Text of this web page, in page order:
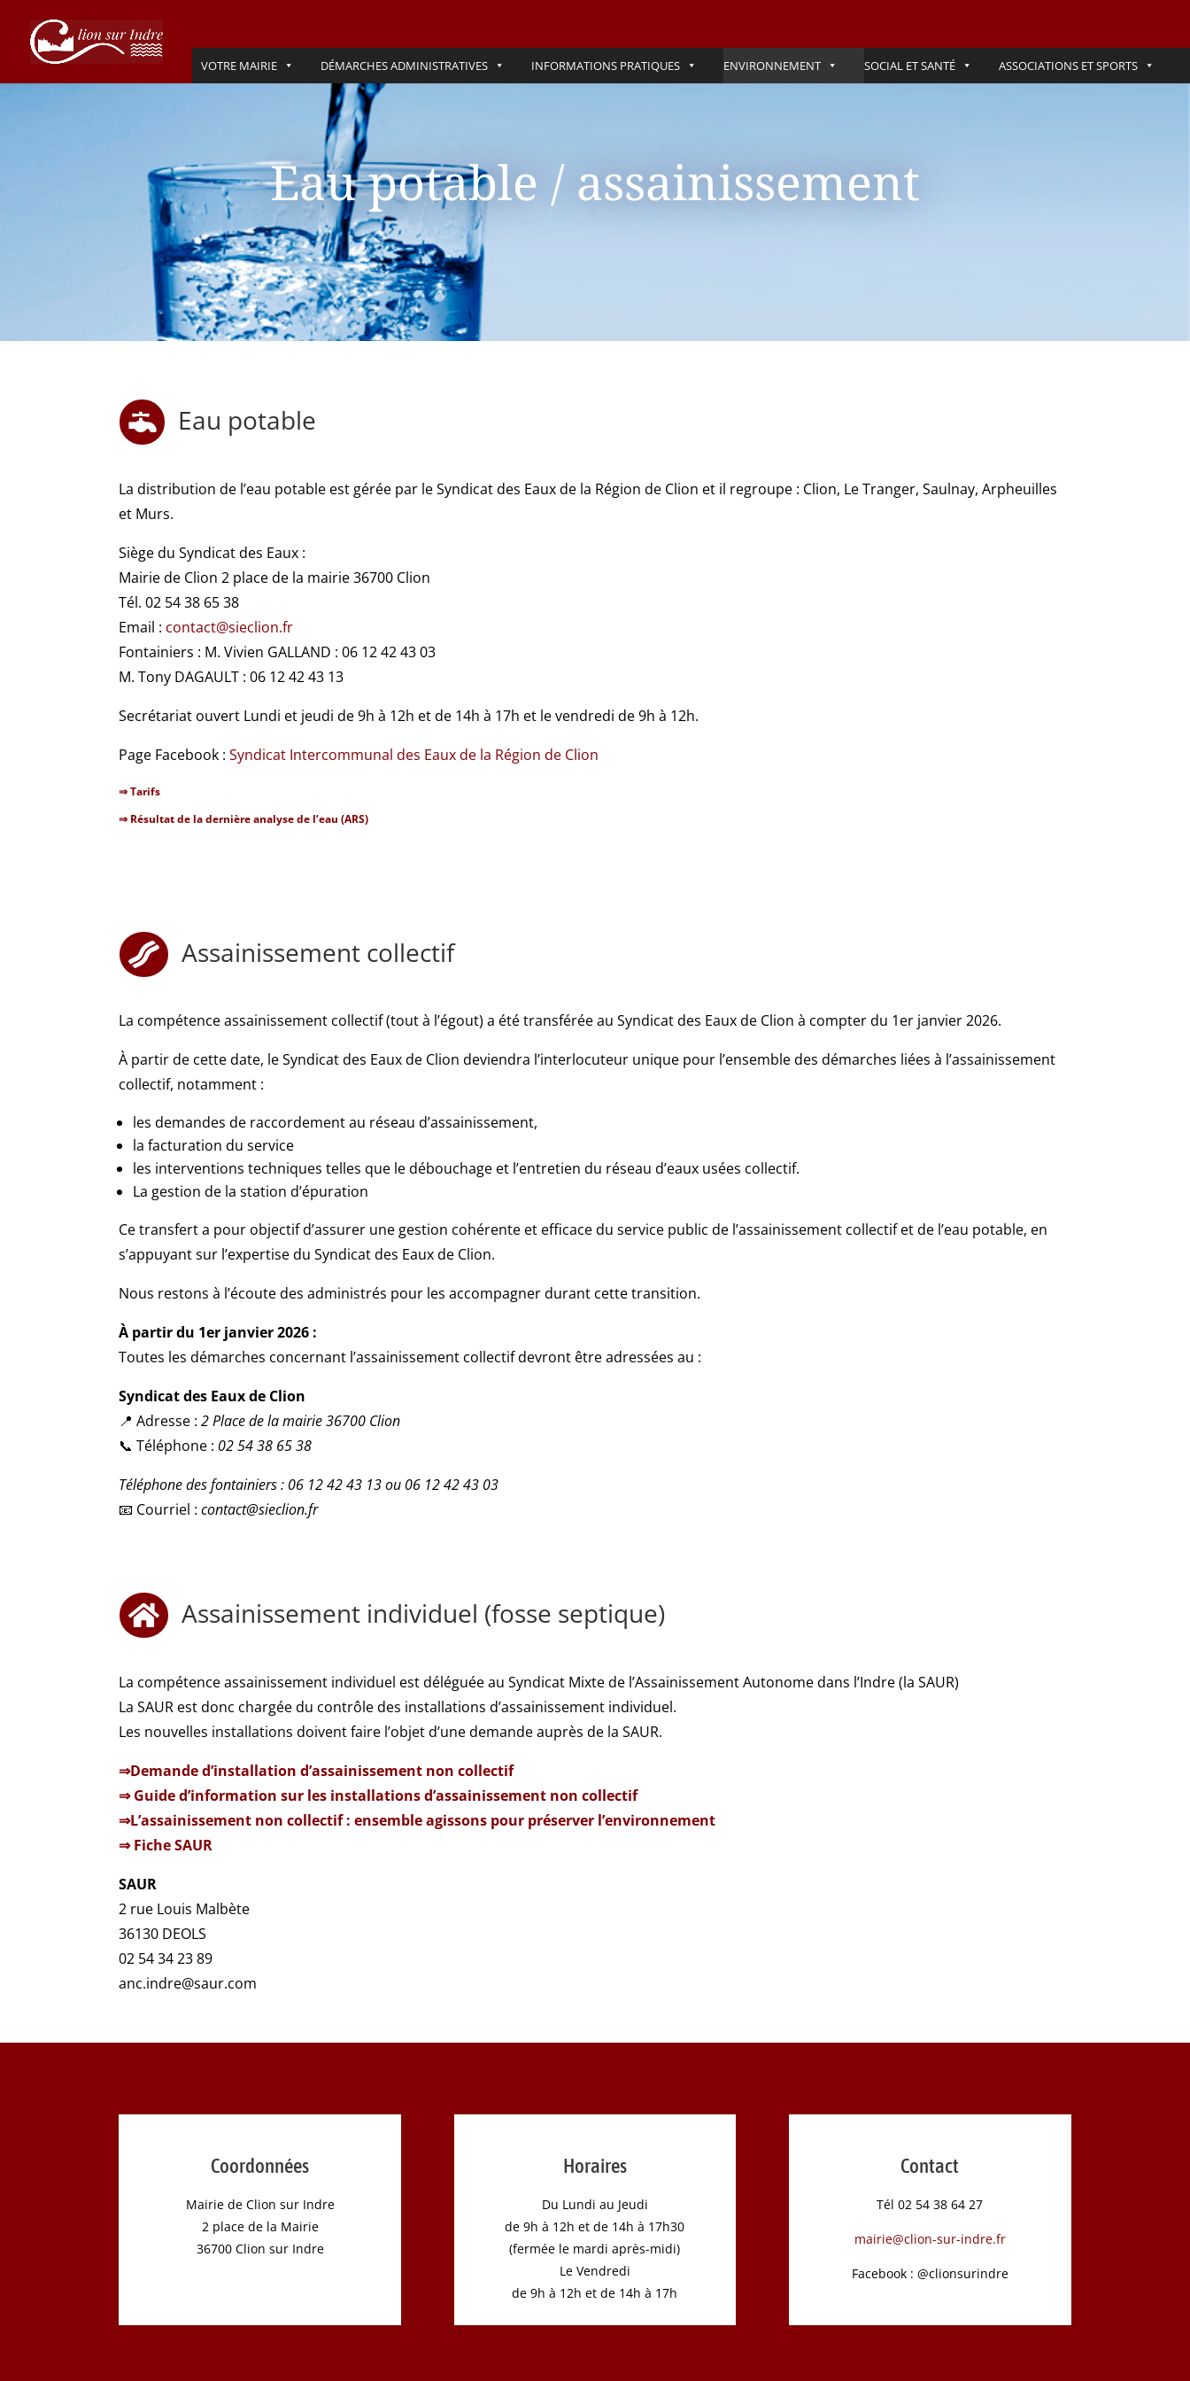
VOTRE MAIRIE DÉMARCHES ADMINISTRATIVES INFORMATIONS PRATIQUES ENVIRONNEMENT SOCIAL ET SANTÉ ASSOCIATIONS ET SPORTS
Eau potable / assainissement
 Eau potable
La distribution de l’eau potable est gérée par le Syndicat des Eaux de la Région de Clion et il regroupe : Clion, Le Tranger, Saulnay, Arpheuilles
et Murs.
Siège du Syndicat des Eaux :
Mairie de Clion 2 place de la mairie 36700 Clion
Tél. 02 54 38 65 38
Email : contact@sieclion.fr
Fontainiers : M. Vivien GALLAND : 06 12 42 43 03
M. Tony DAGAULT : 06 12 42 43 13
Secrétariat ouvert Lundi et jeudi de 9h à 12h et de 14h à 17h et le vendredi de 9h à 12h.
Page Facebook :Syndicat Intercommunal des Eaux de la Région de Clion
⇒ Tarifs
⇒ Résultat de la dernière analyse de l’eau (ARS)
 Assainissement collectif
La compétence assainissement collectif (tout à l’égout) a été transférée au Syndicat des Eaux de Clion à compter du 1er janvier 2026.
À partir de cette date, le Syndicat des Eaux de Clion deviendra l’interlocuteur unique pour l’ensemble des démarches liées à l’assainissement
collectif, notamment :
les demandes de raccordement au réseau d’assainissement,
la facturation du service
les interventions techniques telles que le débouchage et l’entretien du réseau d’eaux usées collectif.
La gestion de la station d’épuration
Ce transfert a pour objectif d’assurer une gestion cohérente et efficace du service public de l’assainissement collectif et de l’eau potable, en
s’appuyant sur l’expertise du Syndicat des Eaux de Clion.
Nous restons à l’écoute des administrés pour les accompagner durant cette transition.
À partir du 1er janvier 2026 :
Toutes les démarches concernant l’assainissement collectif devront être adressées au :
Syndicat des Eaux de Clion
📍 Adresse :2 Place de la mairie 36700 Clion
📞 Téléphone : 02 54 38 65 38
Téléphone des fontainiers : 06 12 42 43 13 ou 06 12 42 43 03
📧 Courriel :contact@sieclion.fr
 Assainissement individuel (fosse septique)
La compétence assainissement individuel est déléguée au Syndicat Mixte de l’Assainissement Autonome dans l’Indre (la SAUR)
La SAUR est donc chargée du contrôle des installations d’assainissement individuel.
Les nouvelles installations doivent faire l’objet d’une demande auprès de la SAUR.
⇒Demande d’installation d’assainissement non collectif
⇒ Guide d’information sur les installations d’assainissement non collectif
⇒L’assainissement non collectif : ensemble agissons pour préserver l’environnement
⇒ Fiche SAUR
SAUR
2 rue Louis Malbète
36130 DEOLS
02 54 34 23 89
anc.indre@saur.com
Coordonnées
Mairie de Clion sur Indre
2 place de la Mairie
36700 Clion sur Indre
Horaires
Du Lundi au Jeudi
de 9h à 12h et de 14h à 17h30
(fermée le mardi après-midi)
Le Vendredi
de 9h à 12h et de 14h à 17h
Contact
Tél 02 54 38 64 27
mairie@clion-sur-indre.fr
Facebook : @clionsurindre